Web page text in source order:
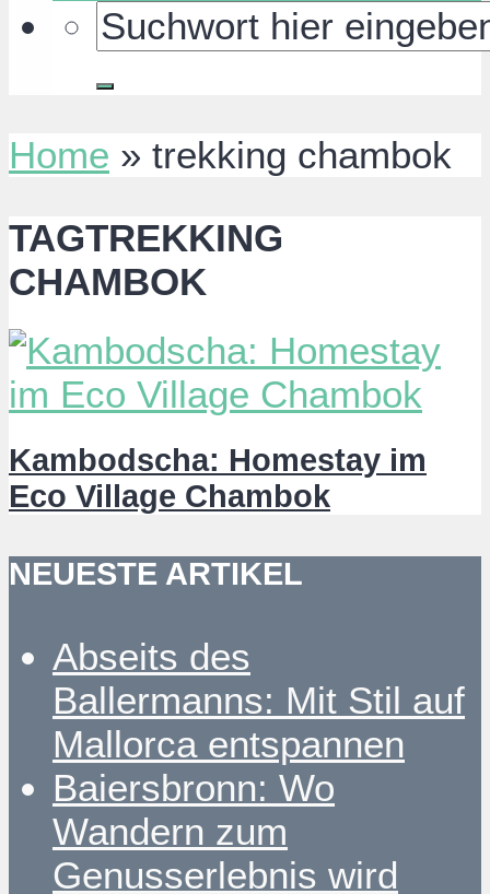
Home » trekking chambok
TAGTREKKING
CHAMBOK
Kambodscha: Homestay im
Eco Village Chambok
NEUESTE ARTIKEL
Abseits des
Ballermanns: Mit Stil auf
Mallorca entspannen
Baiersbronn: Wo
Wandern zum
Genusserlebnis wird